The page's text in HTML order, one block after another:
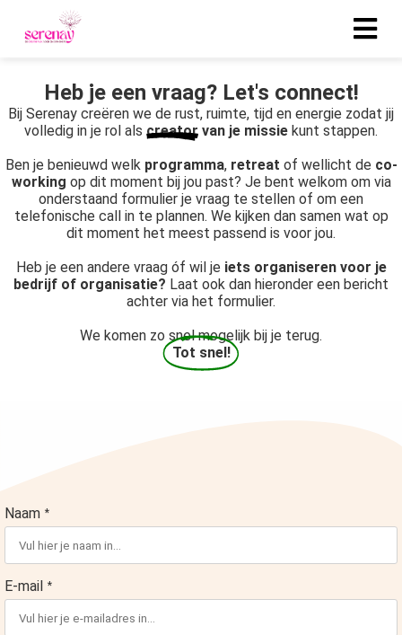
Heb je een vraag? Let's connect!
Bij Serenay creëren we de rust, ruimte, tijd en energie zodat jij
volledig in je rol als creator van je missie kunt stappen.
Ben je benieuwd welk programma, retreat of wellicht de co-
working op dit moment bij jou past? Je bent welkom om via
onderstaand formulier je vraag te stellen of om een
telefonische call in te plannen. We kijken dan samen wat op
dit moment het meest passend is voor jou.
Heb je een andere vraag óf wil je iets organiseren voor je
bedrijf of organisatie? Laat ook dan hieronder een bericht
achter via het formulier.
We komen zo snel mogelijk bij je terug.
Tot snel!
Naam *
E-mail *
zijn
om
worden
om
te
over